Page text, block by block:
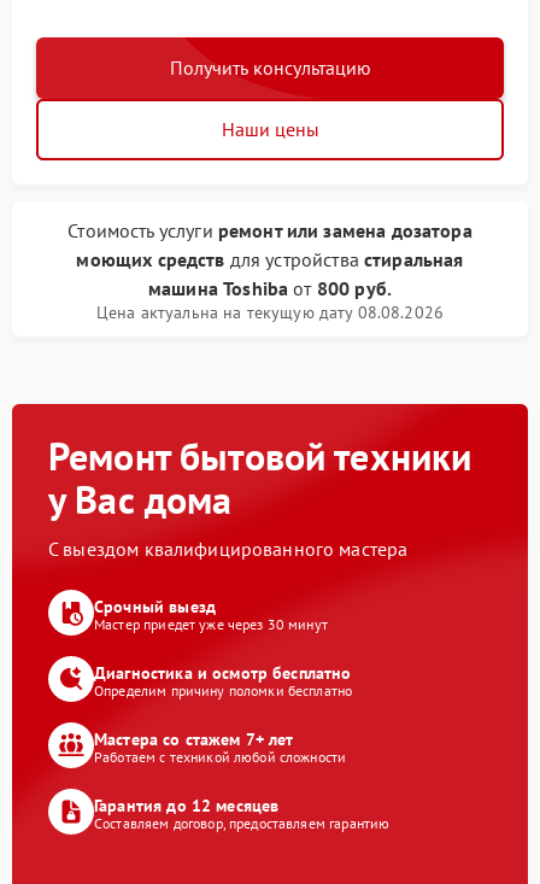
Получить консультацию
Наши цены
Стоимость услуги ремонт или замена дозатора
моющих средств для устройства стиральная
машина Toshiba от 800 руб.
Цена актуальна на текущую дату 08.08.2026
Ремонт бытовой техники
у Вас дома
С выездом квалифицированного мастера
Срочный выезд
Мастер приедет уже через 30 минут
Диагностика и осмотр бесплатно
Определим причину поломки бесплатно
Мастера со стажем 7+ лет
Работаем с техникой любой сложности
Гарантия до 12 месяцев
Составляем договор, предоставляем гарантию